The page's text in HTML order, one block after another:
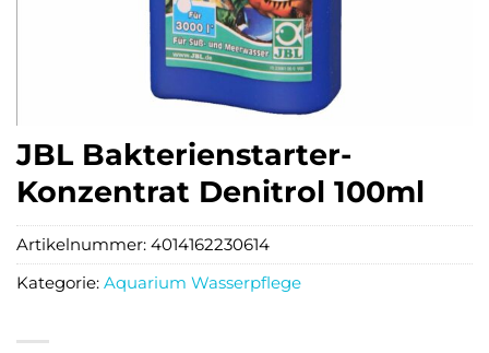
JBL Bakterienstarter-
Konzentrat Denitrol 100ml
Artikelnummer: 4014162230614
Kategorie: Aquarium Wasserpflege